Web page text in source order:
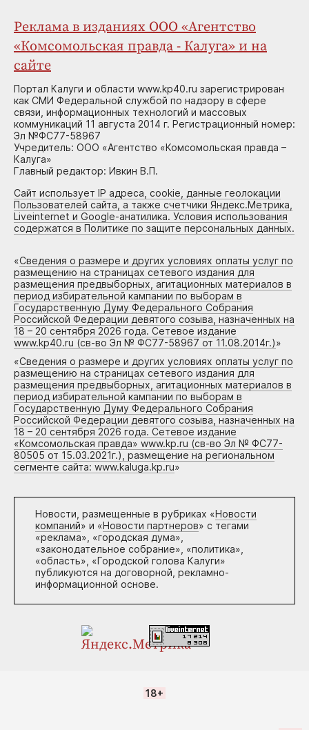
Реклама в изданиях ООО «Агентство
«Комсомольская правда - Калуга» и на
сайте
Портал Калуги и области www.kp40.ru зарегистрирован
как СМИ Федеральной службой по надзору в сфере
связи, информационных технологий и массовых
коммуникаций 11 августа 2014 г. Регистрационный номер:
Эл №ФС77-58967
Учредитель: ООО «Агентство «Комсомольская правда –
Калуга»
Главный редактор: Ивкин В.П.
Сайт использует IP адреса, cookie, данные геолокации
Пользователей сайта, а также счетчики Яндекс.Метрика,
Liveinternet и Google-анатилика. Условия использования
содержатся в Политике по защите персональных данных.
«Сведения о размере и других условиях оплаты услуг по
размещению на страницах сетевого издания для
размещения предвыборных, агитационных материалов в
период избирательной кампании по выборам в
Государственную Думу Федерального Собрания
Российской Федерации девятого созыва, назначенных на
18 – 20 сентября 2026 года. Сетевое издание
www.kp40.ru (св-во Эл № ФС77-58967 от 11.08.2014г.)»
«Сведения о размере и других условиях оплаты услуг по
размещению на страницах сетевого издания для
размещения предвыборных, агитационных материалов в
период избирательной кампании по выборам в
Государственную Думу Федерального Собрания
Российской Федерации девятого созыва, назначенных на
18 – 20 сентября 2026 года. Сетевое издание
«Комсомольская правда» www.kp.ru (св-во Эл № ФС77-
80505 от 15.03.2021г.), размещение на региональном
сегменте сайта: www.kaluga.kp.ru»
Новости, размещенные в рубриках «Новости
компаний» и «Новости партнеров» с тегами
«реклама», «городская дума»,
«законодательное собрание», «политика»,
«область», «Городской голова Калуги»
публикуются на договорной, рекламно-
информационной основе.
18+